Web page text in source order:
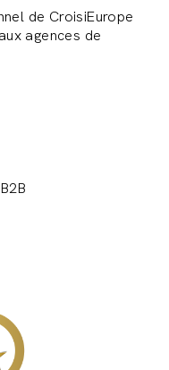
de CroisiEurope
agences de